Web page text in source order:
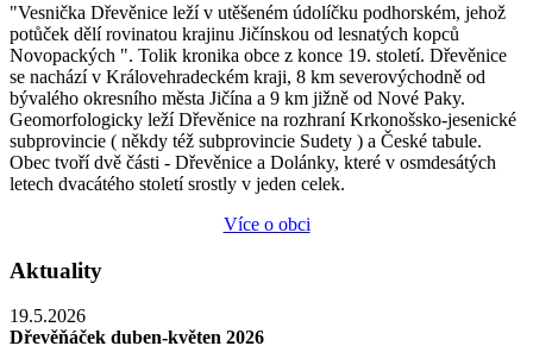
"Vesnička Dřevěnice leží v utěšeném údolíčku podhorském, jehož
potůček dělí rovinatou krajinu Jičínskou od lesnatých kopců
Novopackých ". Tolik kronika obce z konce 19. století. Dřevěnice
se nachází v Královehradeckém kraji, 8 km severovýchodně od
bývalého okresního města Jičína a 9 km jižně od Nové Paky.
Geomorfologicky leží Dřevěnice na rozhraní Krkonošsko-jesenické
subprovincie ( někdy též subprovincie Sudety ) a České tabule.
Obec tvoří dvě části - Dřevěnice a Dolánky, které v osmdesátých
letech dvacátého století srostly v jeden celek.
Více o obci
Aktuality
19.5.2026
Dřevěňáček duben-květen 2026